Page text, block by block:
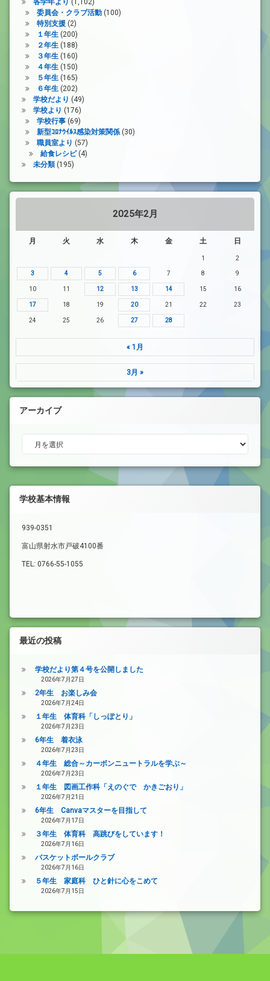
各学年より (1,102)
委員会・クラブ活動(100)
特別支援(2)
１年生(200)
２年生(188)
３年生(160)
４年生(150)
５年生(165)
６年生(202)
学校だより (49)
学校より (176)
学校行事(69)
新型ｺﾛﾅｳｲﾙｽ感染対策関係(30)
職員室より (57)
給食レシピ(4)
未分類(195)
2025年2月
月 火 水 木 金 土 日
1 2
3 4 5 6 7 8 9
10 11 12 13 14 15 16
17 18 19 20 21 22 23
24 25 26 27 28
« 1月
3月 »
アーカイブ
アーカイブ
学校基本情報
939-0351
富山県射水市戸破4100番
TEL: 0766-55-1055
最近の投稿
学校だより第４号を公開しました
2026年7月27日
2年生 お楽しみ会
2026年7月24日
１年生 体育科「しっぽとり」
2026年7月23日
6年生 着衣泳
2026年7月23日
４年生 総合～カーボンニュートラルを学ぶ～
2026年7月23日
１年生 図画工作科「えのぐで かきごおり」
2026年7月21日
6年生 Canvaマスターを目指して
2026年7月17日
３年生 体育科 高跳びをしています！
2026年7月16日
バスケットボールクラブ
2026年7月16日
５年生 家庭科 ひと針に心をこめて
2026年7月15日